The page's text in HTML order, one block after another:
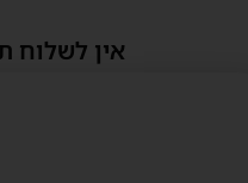
אין לשלוח